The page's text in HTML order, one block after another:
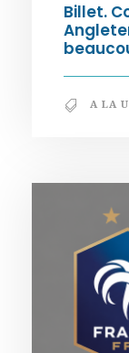
Billet.
A LA